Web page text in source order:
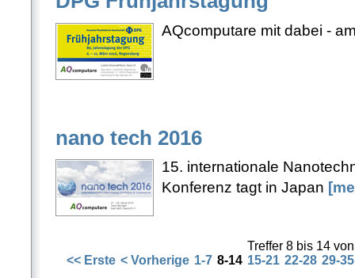
AQcomputare mit dabei -
nano tech 2016
15. internationale
Konferenz tagt in Japan
Treffer 8 bis 14
<< Erste < Vorherige 1-7 8-14 15-21 22-28 29-35